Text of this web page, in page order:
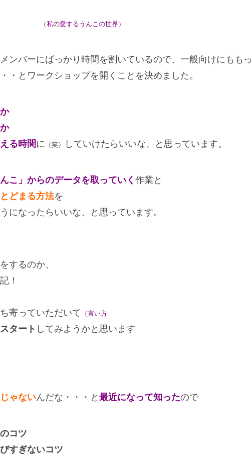
（私の愛するうんこの世界）
ンバーにばっかり時間を割いているので、一般向けにももっ
・とワークショップを開くことを決めました。
る時間に （笑） していけたらいいな、と思っています。
んこ」からのデータを取っていく 作業と
どまる方法を
になったらいいな、と思っています。
するのか、
！
寄っていただいて （言い方
タート してみようかと思います
ゃないんだな・・・と 最近になって知ったので
コツ
すぎないコツ